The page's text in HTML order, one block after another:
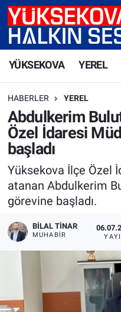
YÜKSEKOVA YEREL
HABERLER YEREL
Abdulkerim
Özel İdaresi
başladı
Yüksekova İlçe Özel
atanan Abdulkerim
görevine başladı.
BILAL TINAR
MUHABIR
Yüksekova Nöbetçi
Süper Lig Puan
Tüm Manşetler
Son Dakika Haberleri
Haber Arşivi